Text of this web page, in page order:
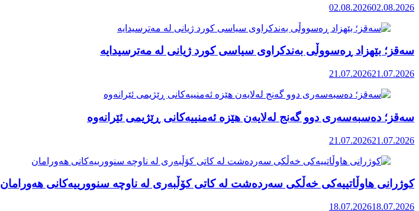
02.08.202602.08.2026
سەقز؛ بێهزاد ڕەسووڵی بەندکراوی سیاسی کورد ژیانی لە مەترسیدایە
21.07.202621.07.2026
سەقز؛ دەسبەسەری دوو گەنج لەلایەن هێزە ئەمنییەکانی ڕێژیمی ئێرانەوە
21.07.202621.07.2026
کوژرانی هاوڵاتییەکی خەڵکی سەردەشت لە کاتی کۆڵبەری لە ناوچە سنوورییەکانی هەورامان
18.07.202618.07.2026